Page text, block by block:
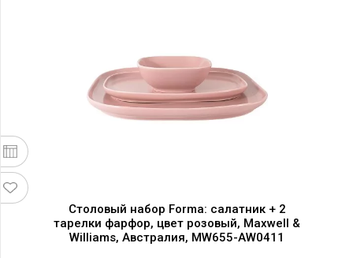
Столовый набор Forma: салатник + 2
тарелки фарфор, цвет розовый, Maxwell &
Williams, Австралия, MW655-AW0411